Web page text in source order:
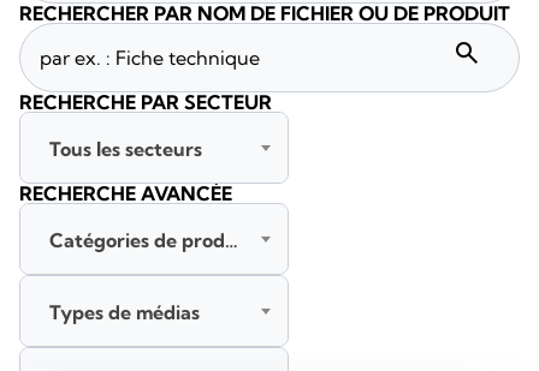
RECHERCHER PAR NOM DE FICHIER OU DE PRODUIT
search
RECHERCHE PAR SECTEUR
Tous les secteurs
RECHERCHE AVANCÉE
Catégories de produits
Types de médias